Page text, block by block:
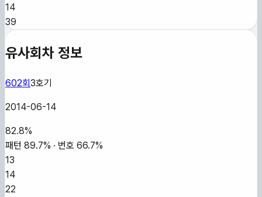
14
39
유사회차 정보
602회3호기
2014-06-14
82.8%
패턴 89.7% · 번호 66.7%
13
14
22